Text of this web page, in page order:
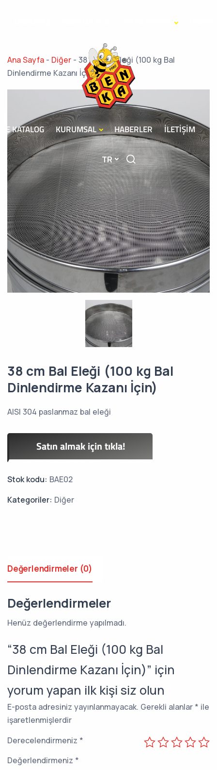
E KATALOG KURUMSAL HABERLER İLETİŞİM
TR
Ana Sayfa - Diğer - 38 cm Bal Eleği (100 kg Bal
Dinlendirme Kazanı İçin)
38 cm Bal Eleği (100 kg Bal
Dinlendirme Kazanı İçin)
AISI 304 paslanmaz bal eleği
Satın almak için tıkla!
Stok kodu: BAE02
Kategoriler: Diğer
Değerlendirmeler (0)
Değerlendirmeler
Henüz değerlendirme yapılmadı.
“38 cm Bal Eleği (100 kg Bal
Dinlendirme Kazanı İçin)” için
yorum yapan ilk kişi siz olun
E-posta adresiniz yayınlanmayacak. Gerekli alanlar * ile
işaretlenmişlerdir
Derecelendirmeniz *
Değerlendirmeniz *